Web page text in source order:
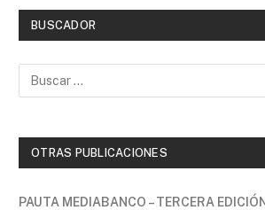
BUSCADOR
OTRAS PUBLICACIONES
PAUTA MEDIABANCO – TERCERA